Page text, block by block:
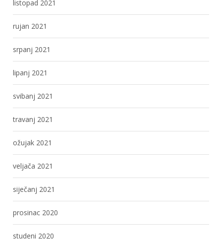
listopad 2021
rujan 2021
srpanj 2021
lipanj 2021
svibanj 2021
travanj 2021
ožujak 2021
veljača 2021
siječanj 2021
prosinac 2020
studeni 2020